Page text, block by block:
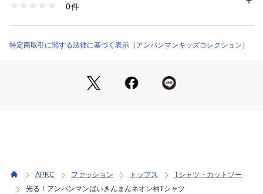
アンパンマンキッズコレクション】は
こども達の夢をかなえるコレクションです。
商品番号：4960000001018 （モール）
0件
特定商取引に関する法律に基づく表示（アンパンマンキッズコレクション）
APKC ファッション トップス
Tシャツ・カットソー
光る！アンパンマンばいきんまんネオン柄Tシャツ